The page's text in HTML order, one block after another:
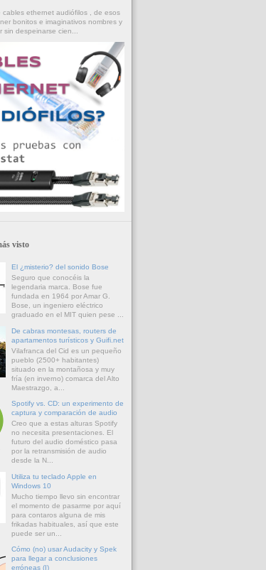
cables ethernet audiófilos , de esos
bonitos e imaginativos nombres y
sin despeinarse cien...
visto
El ¿misterio? del sonido Bose
Seguro que conocéis la
legendaria marca. Bose fue
fundada en 1964 por Amar G.
Bose, un ingeniero eléctrico
graduado en el MIT quien pese ...
De cabras montesas, routers de
apartamentos turísticos y Guifi.net
Vilafranca del Cid es un pequeño
pueblo (2500+ habitantes)
situado en la montañosa y muy
fría (en inverno) comarca del Alto
Maestrazgo, a...
Spotify vs. CD: un experimento de
captura y comparación de audio
Creo que a estas alturas Spotify
no necesita presentaciones. El
futuro del audio doméstico pasa
por la retransmisión de audio
desde la N...
Utiliza tu teclado Apple en
Windows 10
Mucho tiempo llevo sin encontrar
el momento de pasarme por aquí
para contaros alguna de mis
frikadas habituales, así que este
puede ser un...
Cómo (no) usar Audacity y Spek
para llegar a conclusiones
erróneas (I)